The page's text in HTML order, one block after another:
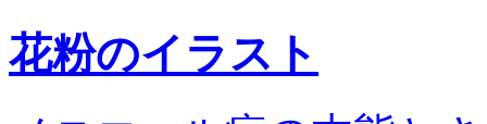
花粉のイラスト